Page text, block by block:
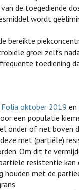
de toegediende
wordt
bereikte
groei zelfs
toediening
Folia oktober 2019 en
een populatie
onder of net boven
met (partiële)
Om dit te
resistentie
met de